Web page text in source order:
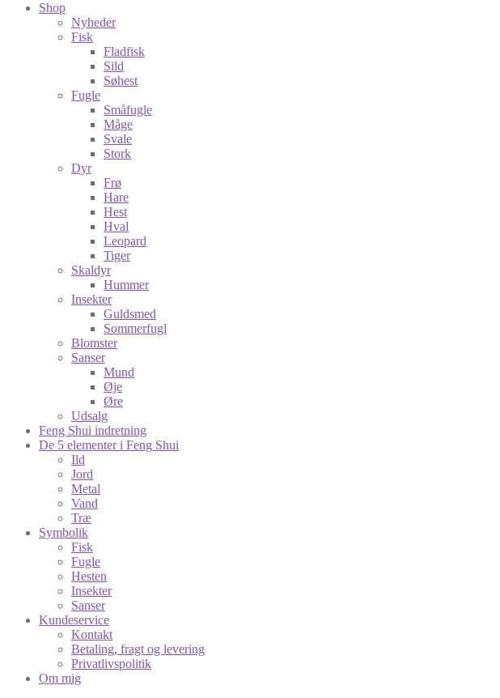
Shop
Nyheder
Fisk
Fladfisk
Sild
Søhest
Fugle
Småfugle
Måge
Svale
Stork
Dyr
Frø
Hare
Hest
Hval
Leopard
Tiger
Skaldyr
Hummer
Insekter
Guldsmed
Sommerfugl
Blomster
Sanser
Mund
Øje
Øre
Udsalg
Feng Shui indretning
De 5 elementer i Feng Shui
Ild
Jord
Metal
Vand
Træ
Symbolik
Fisk
Fugle
Hesten
Insekter
Sanser
Kundeservice
Kontakt
Betaling, fragt og levering
Privatlivspolitik
Om mig